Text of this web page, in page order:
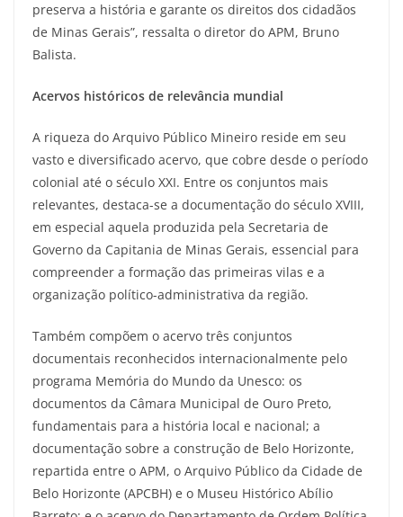
preserva a história e garante os direitos dos cidadãos
de Minas Gerais”, ressalta o diretor do APM, Bruno
Balista.
Acervos históricos de relevância mundial
A riqueza do Arquivo Público Mineiro reside em seu
vasto e diversificado acervo, que cobre desde o período
colonial até o século XXI. Entre os conjuntos mais
relevantes, destaca-se a documentação do século XVIII,
em especial aquela produzida pela Secretaria de
Governo da Capitania de Minas Gerais, essencial para
compreender a formação das primeiras vilas e a
organização político-administrativa da região.
Também compõem o acervo três conjuntos
documentais reconhecidos internacionalmente pelo
programa Memória do Mundo da Unesco: os
documentos da Câmara Municipal de Ouro Preto,
fundamentais para a história local e nacional; a
documentação sobre a construção de Belo Horizonte,
repartida entre o APM, o Arquivo Público da Cidade de
Belo Horizonte (APCBH) e o Museu Histórico Abílio